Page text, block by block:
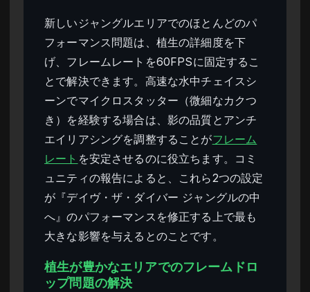
新しいジャングルエリアでのほとんどのパ
フォーマンス問題は、植生の詳細度を下
げ、フレームレートを60FPSに固定するこ
とで解決できます。高速な水中チェイスシ
ーンでマイクロスタッター（微細なカクつ
き）を経験する場合は、影の品質とアンチ
エイリアシングを調整することがフレーム
レート を安定させるのに役立ちます。コミ
ュニティの報告によると、これら2つの設定
が『デイヴ・ザ・ダイバー ジャングルの中
へ』のパフォーマンスを修正する上で最も
大きな影響を与えるとのことです。
植生が豊かなエリアでのフレームドロ
ップ問題の解決